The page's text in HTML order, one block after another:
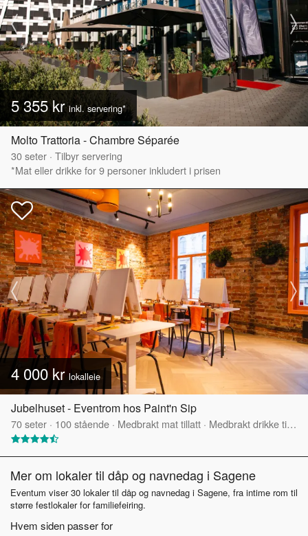
5 355 krinkl. servering*
Molto Trattoria - Chambre Séparée
30seter · Tilbyr servering
*Mat eller drikke for 9 personer inkludert i prisen
4 000 kr lokalleie
Jubelhuset - Eventrom hos Paint'n Sip
70seter · 100stående · Medbrakt mat tillatt · Medbrakt drikke tillatt
Mer om lokaler til dåp og navnedag i Sagene
Eventum viser 30 lokaler til dåp og navnedag i Sagene, fra intime rom til
større festlokaler for familiefeiring.
Hvem siden passer for